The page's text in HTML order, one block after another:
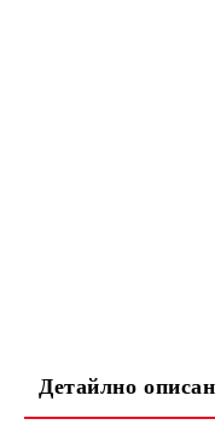
Детайлно